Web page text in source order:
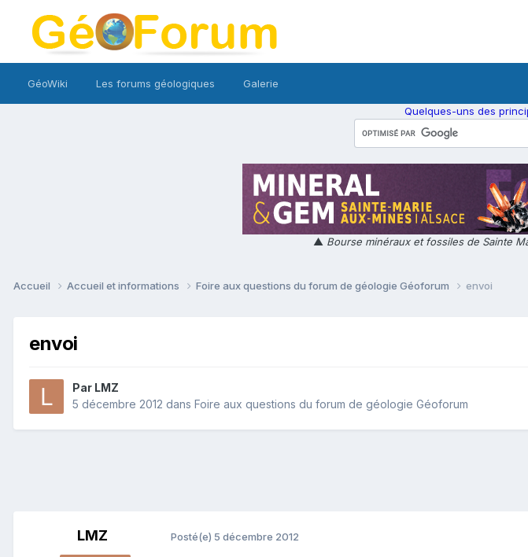
GéoWiki Les forums géologiques Galerie
Quelques-uns des
▲ Bourse minéraux et fossiles de Sainte
Accueil Accueil et informations Foire aux questions du forum de géologie Géoforum envoi
envoi
Par LMZ
5 décembre 2012 dans Foire aux questions du forum de géologie Géoforum
LMZ Posté(e) 5 décembre 2012